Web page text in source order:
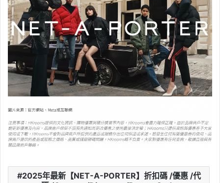
2025年最新【NET-A-PORTER】折扣碼 /優惠 /代